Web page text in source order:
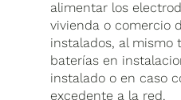
alimentar los
vivienda o comercio
instalados, al mismo
baterías en
instalado o en caso
excedente a la red.